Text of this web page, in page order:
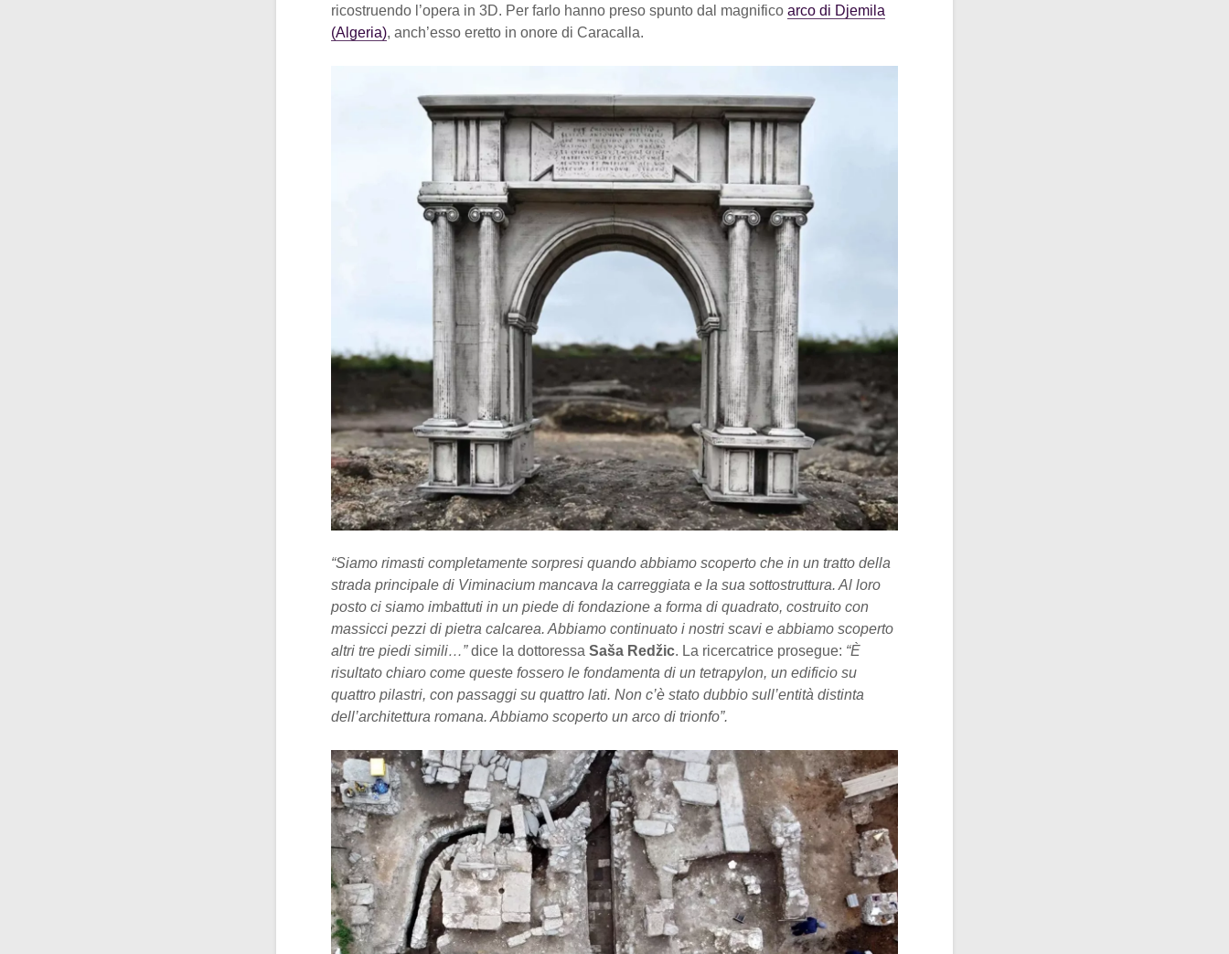
ricostruendo l’opera in 3D. Per farlo hanno preso spunto dal magnifico arco di Djemila
(Algeria), anch’esso eretto in onore di Caracalla.
“Siamo rimasti completamente sorpresi quando abbiamo scoperto che in un tratto della
strada principale di Viminacium mancava la carreggiata e la sua sottostruttura. Al loro
posto ci siamo imbattuti in un piede di fondazione a forma di quadrato, costruito con
massicci pezzi di pietra calcarea. Abbiamo continuato i nostri scavi e abbiamo scoperto
altri tre piedi simili…”dice la dottoressa Saša Redžic. La ricercatrice prosegue: “È
risultato chiaro come queste fossero le fondamenta di un tetrapylon, un edificio su
quattro pilastri, con passaggi su quattro lati. Non c’è stato dubbio sull’entità distinta
dell’architettura romana. Abbiamo scoperto un arco di trionfo”.